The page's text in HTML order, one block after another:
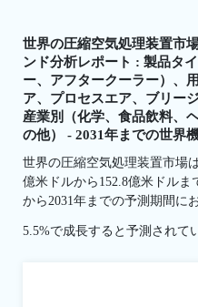
世界の圧縮空気処理装置市
ンド分析レポート : 製品タ
ー、アフタークーラー）、
ア、プロセスエア、ブリー
産業別（化学、食品飲料、
の他） - 2031年までの世界
世界の圧縮空気処理装置市場
億米ドルから152.8億米ドルま
から2031年までの予測期間に
5.5%で成長すると予測されて